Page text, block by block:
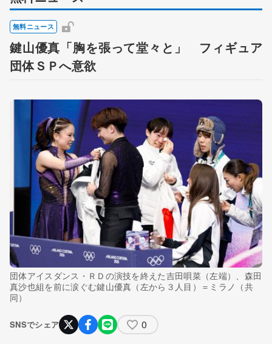
無料ニュース
鍵山優真「胸を張って堂々と」 フィギュア
団体ＳＰへ意欲
団体アイスダンス・ＲＤの演技を終えた吉田唄菜（左端）、森田
真沙也組を前に涙ぐむ鍵山優真（左から３人目）＝ミラノ（共
同）
SNSでシェア 0